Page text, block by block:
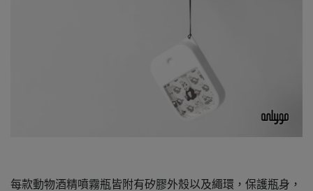
每款動物酒精噴霧瓶皆附有矽膠外殼以及繩環，保護瓶身，